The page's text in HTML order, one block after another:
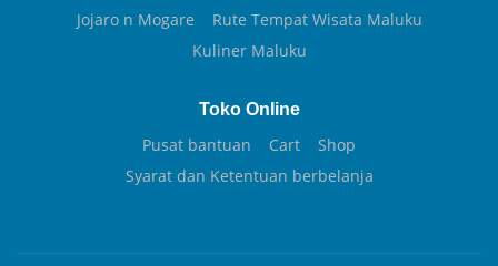
Jojaro n Mogare
Rute Tempat Wisata Maluku
Kuliner Maluku
Toko Online
Pusat bantuan Cart
Shop
Syarat dan Ketentuan berbelanja